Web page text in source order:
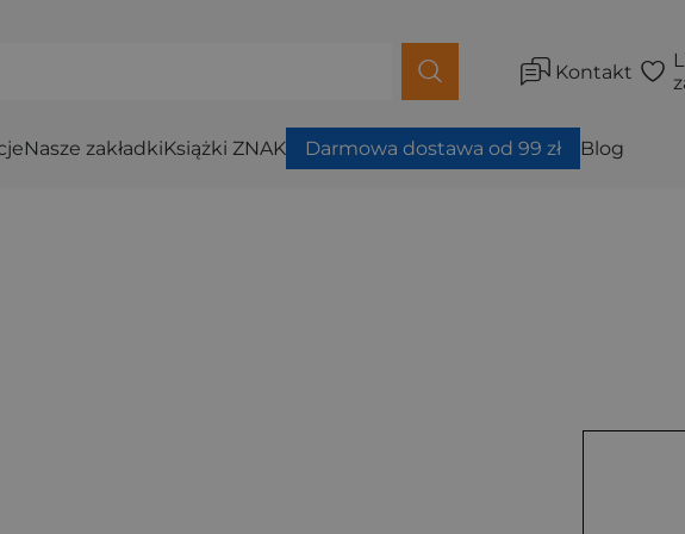
Kontakt
Nasze zakładkiKsiążki ZNAK Darmowa dostawa od 99 zł Blog